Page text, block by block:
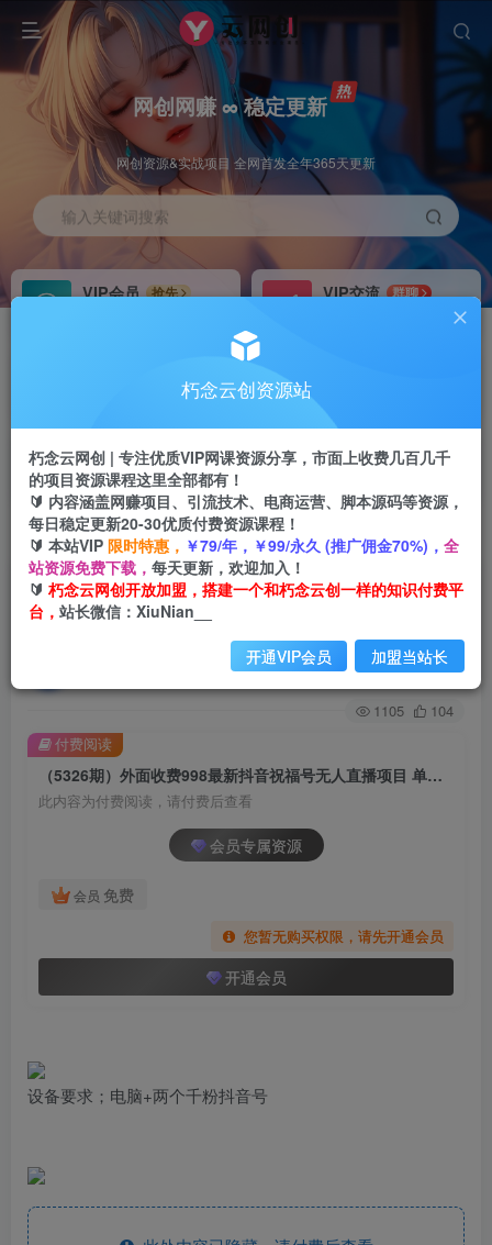
网创网赚 ∞ 稳定更新
网创资源&实战项目 全网首发全年365天更新
输入关键词搜索
VIP会员
抢先
VIP交流
群聊
研究探讨更多创业项目路子。
会员专属推广链接
四导航 导航
APP下载
GO
首页 创业课程 会员专属 正文
（5326期）外面收费998最新抖音祝福号无人直播
项目 单号日入500+【详细教程+素材】
关注 私信
1105 104
（5326期）外面收费998最新抖音祝福号无人直播项目 单号日入500+【详细教程+素材】
此内容为付费阅读，请付费后查看
会员专属资源
会员 免费
您暂无购买权限，请先开通会员
开通会员
付费阅读
设备要求；电脑+两个千粉抖音号
朽念云创资源站
朽念云网创 | 专注优质VIP网课资源分享，市面上收费几百几千
的项目资源课程这里全部都有！
🔰 内容涵盖网赚项目、引流技术、电商运营、脚本源码等资源，
每日稳定更新20-30优质付费资源课程！
🔰 本站VIP 限时特惠， ￥79/年，￥99/永久 (推广佣金70%)， 全
站资源免费下载， 每天更新，欢迎加入！
🔰 朽念云网创开放加盟，搭建一个和朽念云创一样的知识付费平
台， 站长微信：XiuNian__
开通VIP会员 加盟当站长